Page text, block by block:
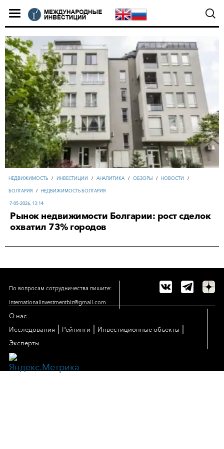
НЕДВИЖИМОСТЬ / ИНВЕСТИЦИИ / АНАЛИТИКА / ОБЗОРЫ / НОВОСТИ /
БОЛГАРИЯ / НЕДВИЖИМОСТЬ БОЛГАРИЯ
7-05-2026, 13:14
Рынок недвижимости Болгарии: рост сделок
охватил 73% городов
По вопросам сотрудничества пишите:
internationalinvestmentbiz@gmail.com
О нас
Исследования
Рейтинги Инвестиционные объекты
Эксперты